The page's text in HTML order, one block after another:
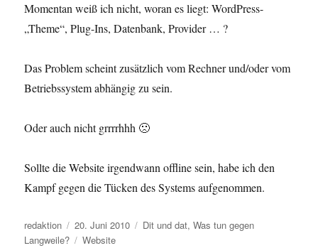
Momentan weiß ich nicht, woran es liegt: WordPress-
„Theme“, Plug-Ins, Datenbank, Provider … ?
Das Problem scheint zusätzlich vom Rechner und/oder vom
Betriebssystem abhängig zu sein.
Oder auch nicht grrrrhhh 🙁
Sollte die Website irgendwann offline sein, habe ich den
Kampf gegen die Tücken des Systems aufgenommen.
Autor
redaktion
Veröffentlicht
am
20. Juni 2010 Kategorien
Dit und dat,Was tun gegen
Langweile?
Schlagwörter
Website